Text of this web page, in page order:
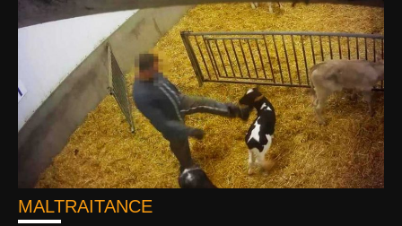
MALTRAITANCE